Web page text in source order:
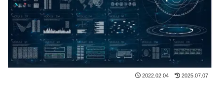
2022.02.04 2025.07.07